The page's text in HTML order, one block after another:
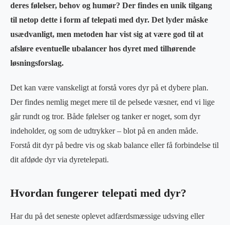
deres følelser, behov og humør? Der findes en unik tilgang
til netop dette i form af telepati med dyr. Det lyder måske
usædvanligt, men metoden har vist sig at være god til at
afsløre eventuelle ubalancer hos dyret med tilhørende
løsningsforslag.
Det kan være vanskeligt at forstå vores dyr på et dybere plan.
Der findes nemlig meget mere til de pelsede væsner, end vi lige
går rundt og tror. Både følelser og tanker er noget, som dyr
indeholder, og som de udtrykker – blot på en anden måde.
Forstå dit dyr på bedre vis og skab balance eller få forbindelse til
dit afdøde dyr via dyretelepati.
Hvordan fungerer telepati med dyr?
Har du på det seneste oplevet adfærdsmæssige udsving eller